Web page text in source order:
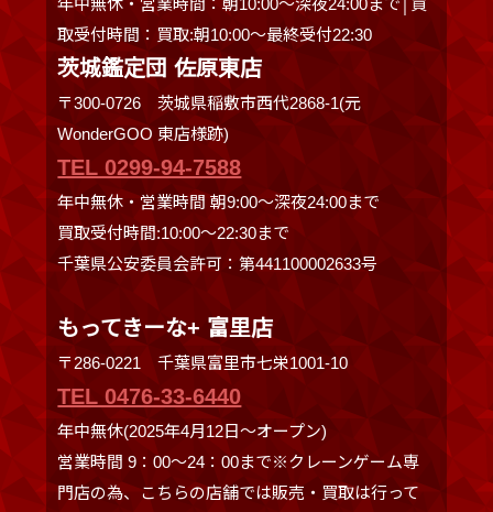
取受付時間：買取:朝10:00～最終受付22:30
茨城鑑定団 佐原東店
〒300-0726 茨城県稲敷市西代2868-1(元
WonderGOO 東店様跡)
TEL 0299-94-7588
年中無休・営業時間 朝9:00〜深夜24:00まで
買取受付時間:10:00〜22:30まで
千葉県公安委員会許可：第441100002633号
もってきーな+ 富里店
〒286-0221 千葉県富里市七栄1001-10
TEL 0476-33-6440
年中無休(2025年4月12日～オープン)
営業時間 9：00～24：00まで※クレーンゲーム専
門店の為、こちらの店舗では販売・買取は行って